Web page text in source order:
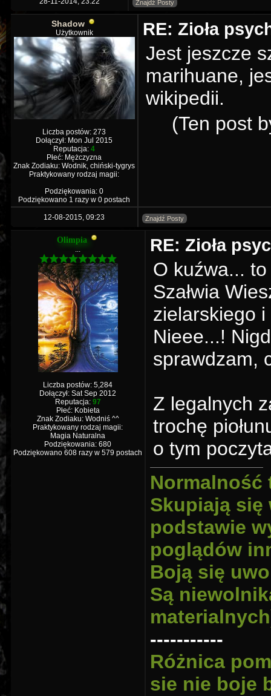
Znajdź Posty
Shadow
Użytkownik
Liczba postów: 273
Dołączył: Mon Jul 2015
Reputacja: 4
Płeć: Mężczyzna
Znak Zodiaku: Wodnik, chiński-tygrys
Praktykowany rodzaj magii:
Podziękowania: 0
Podziękowano 1 razy w 0 postach
RE: Zioła
Jest jeszcze
marihuane,
wikipedii.
(Ten post
12-08-2015, 09:23 Znajdź Posty
Olimpia
...
Liczba postów: 5,284
Dołączył: Sat Sep 2012
Reputacja: 97
Płeć: Kobieta
Znak Zodiaku: Wodniś ^^
Praktykowany rodzaj magii:
Magia Naturalna
Podziękowania: 680
Podziękowano 608 razy w 579 postach
RE: Zioła
O kuźwa...
Szałwia
zielarskiego i
Nieee...!
sprawdzam,
Z legalnych
trochę
o tym
Normalność
Skupiają
podstawie
poglądów
Boją się
Są
-----------
Różnica
sie nie boje